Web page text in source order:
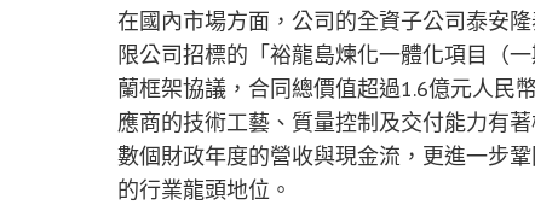
在國內市場方面，公司的全資子公司泰安
限公司招標的「裕龍島煉化一體化項目（
蘭框架協議，合同總價值超過1.6億元人民
應商的技術工藝、質量控制及交付能力有
數個財政年度的營收與現金流，更進一步
的行業龍頭地位。